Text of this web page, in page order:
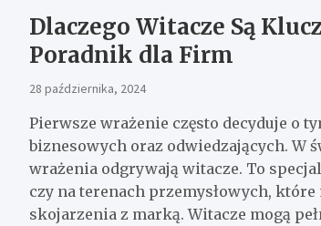
Dlaczego Witacze Są
Poradnik dla Firm
28 października, 2024
Pierwsze wrażenie często decyduje o
biznesowych oraz odwiedzających. W
wrażenia odgrywają witacze. To
czy na terenach przemysłowych,
skojarzenia z marką. Witacze mogą